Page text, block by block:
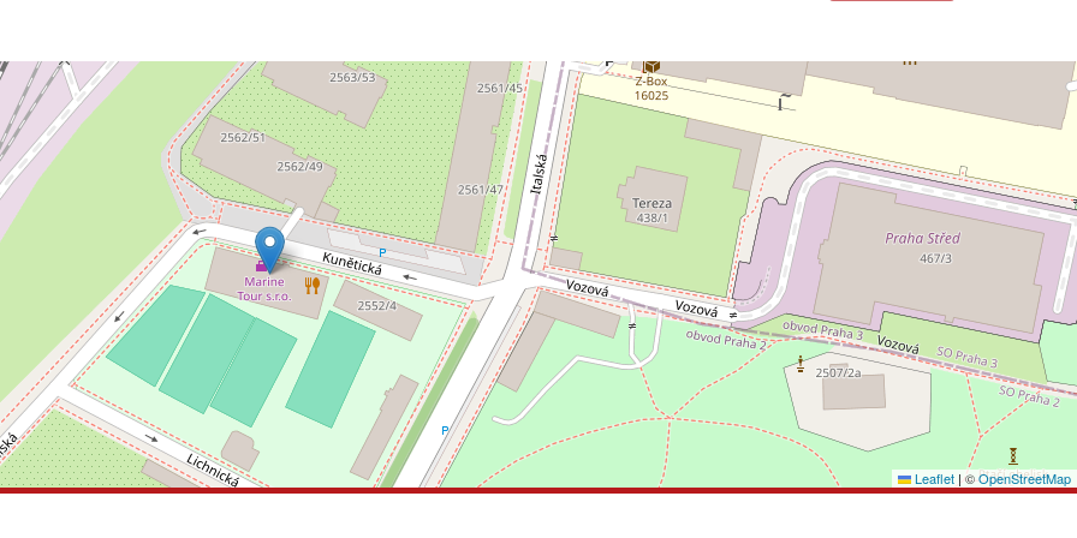
Leaflet |©OpenStreetMap